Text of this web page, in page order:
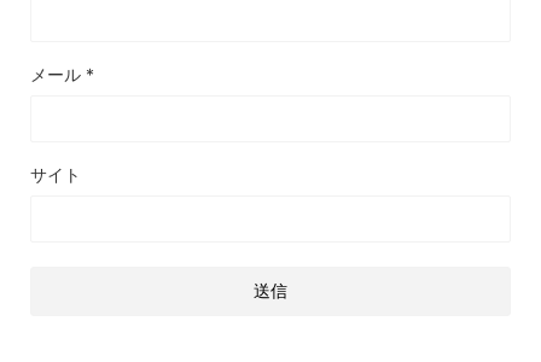
メール *
サイト